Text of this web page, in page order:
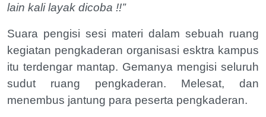
lain kali layak dicoba !!’’
Suara pengisi sesi materi dalam sebuah ruang
kegiatan pengkaderan organisasi esktra kampus
itu terdengar mantap. Gemanya mengisi seluruh
sudut ruang pengkaderan. Melesat, dan
menembus jantung para peserta pengkaderan.